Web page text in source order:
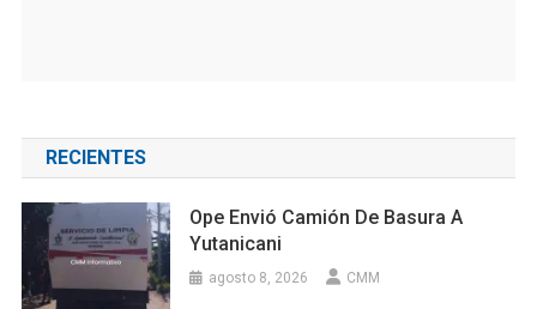
RECIENTES
Ope Envió Camión De Basura A
Yutanicani
agosto 8, 2026 CMM